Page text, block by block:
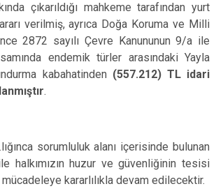
çıkarıldığı mahkeme tarafından yurt
verilmiş, ayrıca Doğa Koruma ve Milli
2872 sayılı Çevre Kanununun 9/a ile
endemik türler arasındaki Yayla
kabahatinden (557.212) TL idari
.
sorumluluk alanı içerisinde bulunan
halkımızın huzur ve güvenliğinin tesisi
kararlılıkla devam edilecektir.